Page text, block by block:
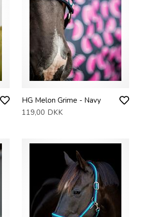
HG Melon Grime - Navy
119,00 DKK